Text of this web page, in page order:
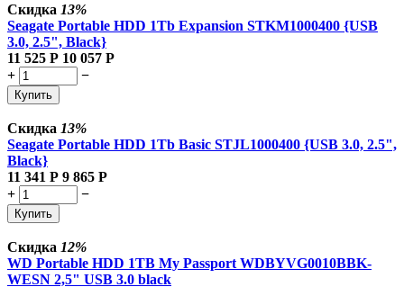
Скидка 13%
Seagate Portable HDD 1Tb Expansion STKM1000400 {USB
3.0, 2.5", Black}
11 525 Р 10 057 Р
+
−
Купить
Скидка 13%
Seagate Portable HDD 1Tb Basic STJL1000400 {USB 3.0, 2.5",
Black}
11 341 Р 9 865 Р
+
−
Купить
Скидка 12%
WD Portable HDD 1TB My Passport WDBYVG0010BBK-
WESN 2,5" USB 3.0 black